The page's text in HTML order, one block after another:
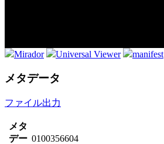
Mirador Universal Viewer manifest
メタデータ
ファイル出力
メタ
デー 0100356604